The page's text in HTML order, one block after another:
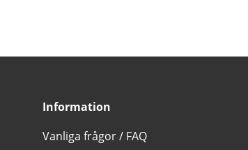
Information
Vanliga frågor / FAQ